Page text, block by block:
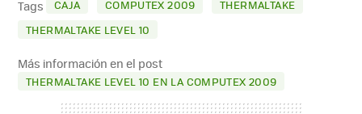
Tags CAJA COMPUTEX 2009
THERMALTAKE
THERMALTAKE LEVEL 10
Más información en el post
THERMALTAKE LEVEL 10 EN LA COMPUTEX 2009